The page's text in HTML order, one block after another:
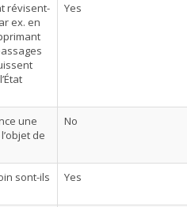
révisent-
ex. en
Yes
une
de
No
sont-ils
Yes